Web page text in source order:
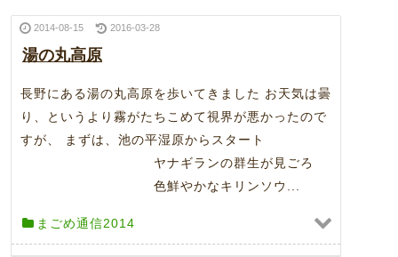
2014-08-15 2016-03-28
湯の丸高原
長野にある湯の丸高原を歩いてきました お天気は曇
り、というより霧がたちこめて視界が悪かったので
すが、 まずは、池の平湿原からスタート
ヤナギランの群生が見ごろ
色鮮やかなキリンソウ...
まごめ通信2014